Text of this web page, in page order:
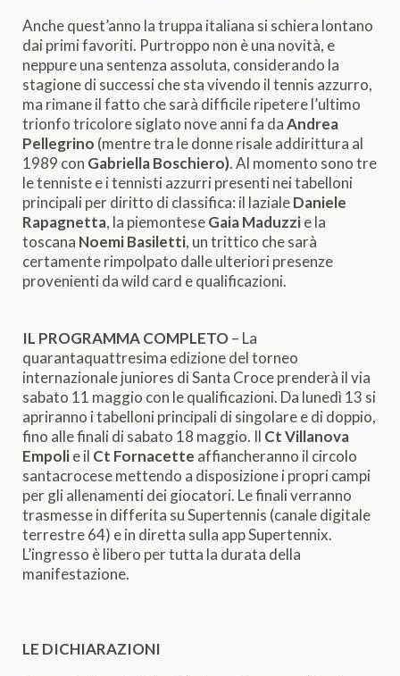
Anche quest’anno la truppa italiana si schiera lontano
dai primi favoriti. Purtroppo non è una novità, e
neppure una sentenza assoluta, considerando la
stagione di successi che sta vivendo il tennis azzurro,
ma rimane il fatto che sarà difficile ripetere l’ultimo
trionfo tricolore siglato nove anni fa daAndrea
Pellegrino (mentre tra le donne risale addirittura al
1989 con Gabriella Boschiero). Al momento sono tre
le tenniste e i tennisti azzurri presenti nei tabelloni
principali per diritto di classifica: il lazialeDaniele
Rapagnetta, la piemonteseGaia Maduzzie la
toscana Noemi Basiletti, un trittico che sarà
certamente rimpolpato dalle ulteriori presenze
provenienti da wild card e qualificazioni.
IL PROGRAMMA COMPLETO– La
quarantaquattresima edizione del torneo
internazionale juniores di Santa Croce prenderà il via
sabato 11 maggio con le qualificazioni. Da lunedì 13 si
apriranno i tabelloni principali di singolare e di doppio,
fino alle finali di sabato 18 maggio. Il Ct Villanova
Empolie il Ct Fornacette affiancheranno il circolo
santacrocese mettendo a disposizione i propri campi
per gli allenamenti dei giocatori. Le finali verranno
trasmesse in differita su Supertennis (canale digitale
terrestre 64) e in diretta sulla app Supertennix.
L’ingresso è libero per tutta la durata della
manifestazione.
LE DICHIARAZIONI